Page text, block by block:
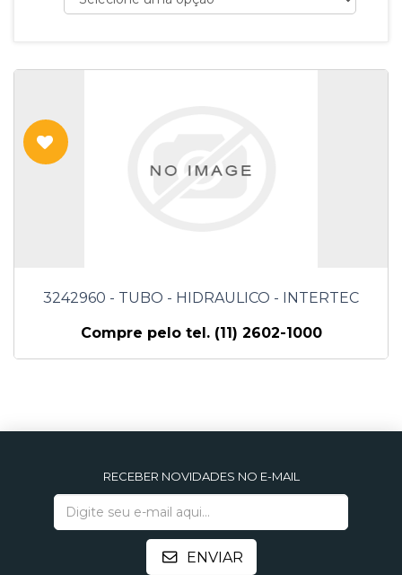
3242960 - TUBO - HIDRAULICO - INTERTEC
Compre pelo tel. (11) 2602-1000
RECEBER NOVIDADES NO E-MAIL